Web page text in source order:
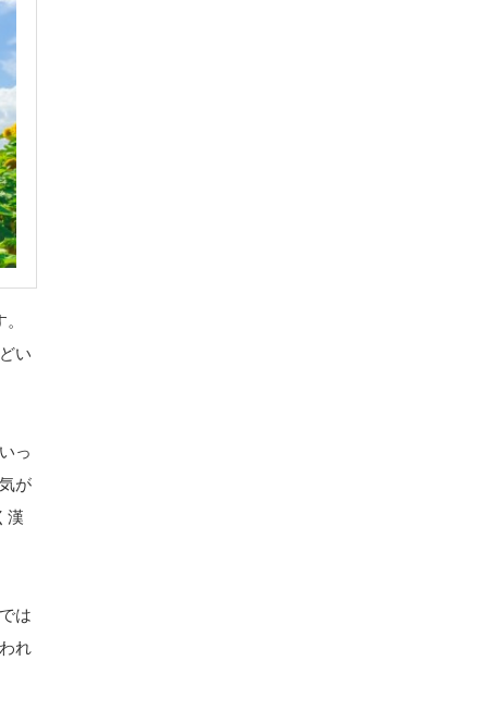
い
っ
が
漢
は
れ